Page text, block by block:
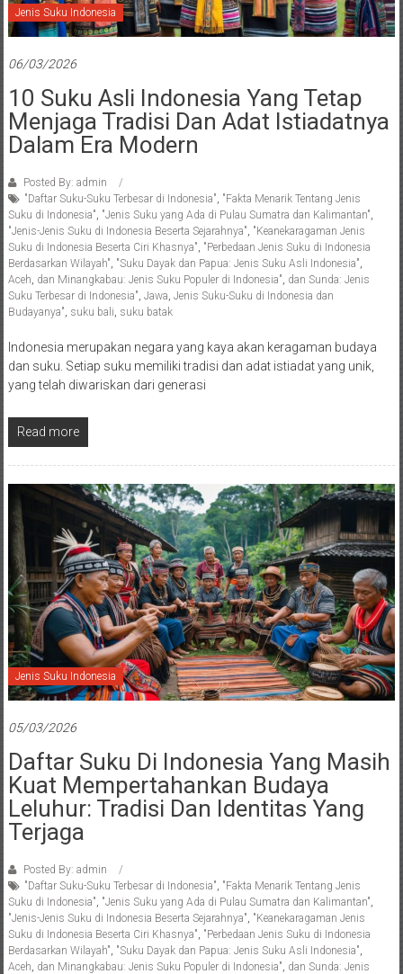
Jenis Suku Indonesia
06/03/2026
10 Suku Asli Indonesia Yang Tetap
Menjaga Tradisi Dan Adat Istiadatnya
Dalam Era Modern
Posted By: admin
"Daftar Suku-Suku Terbesar di Indonesia", "Fakta Menarik Tentang Jenis
Suku di Indonesia", "Jenis Suku yang Ada di Pulau Sumatra dan Kalimantan",
"Jenis-Jenis Suku di Indonesia Beserta Sejarahnya", "Keanekaragaman Jenis
Suku di Indonesia Beserta Ciri Khasnya", "Perbedaan Jenis Suku di Indonesia
Berdasarkan Wilayah", "Suku Dayak dan Papua: Jenis Suku Asli Indonesia",
Aceh, dan Minangkabau: Jenis Suku Populer di Indonesia", dan Sunda: Jenis
Suku Terbesar di Indonesia", Jawa, Jenis Suku-Suku di Indonesia dan
Budayanya", suku bali, suku batak
Indonesia merupakan negara yang kaya akan keragaman budaya
dan suku. Setiap suku memiliki tradisi dan adat istiadat yang unik,
yang telah diwariskan dari generasi
Read more
Jenis Suku Indonesia
05/03/2026
Daftar Suku Di Indonesia Yang Masih
Kuat Mempertahankan Budaya
Leluhur: Tradisi Dan Identitas Yang
Terjaga
Posted By: admin
"Daftar Suku-Suku Terbesar di Indonesia", "Fakta Menarik Tentang Jenis
Suku di Indonesia", "Jenis Suku yang Ada di Pulau Sumatra dan Kalimantan",
"Jenis-Jenis Suku di Indonesia Beserta Sejarahnya", "Keanekaragaman Jenis
Suku di Indonesia Beserta Ciri Khasnya", "Perbedaan Jenis Suku di Indonesia
Berdasarkan Wilayah", "Suku Dayak dan Papua: Jenis Suku Asli Indonesia",
Aceh, dan Minangkabau: Jenis Suku Populer di Indonesia", dan Sunda: Jenis